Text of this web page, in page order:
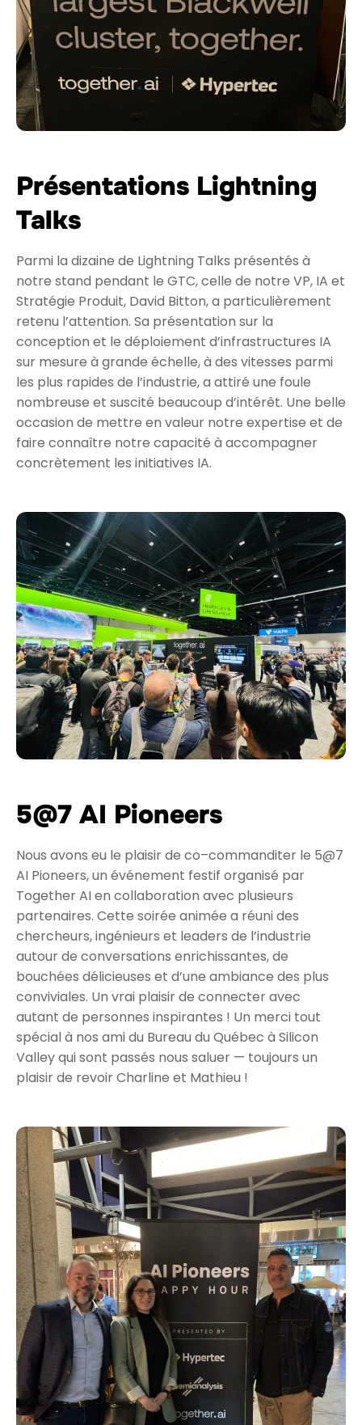
Présentations Lightning
Talks
Parmi la dizaine de Lightning Talks présentés à
notre stand pendant le GTC, celle de notre VP, IA et
Stratégie Produit, David Bitton, a particulièrement
retenu l’attention. Sa présentation sur la
conception et le déploiement d’infrastructures IA
sur mesure à grande échelle, à des vitesses parmi
les plus rapides de l’industrie, a attiré une foule
nombreuse et suscité beaucoup d’intérêt. Une belle
occasion de mettre en valeur notre expertise et de
faire connaître notre capacité à accompagner
concrètement les initiatives IA.
5@7 AI Pioneers
Nous avons eu le plaisir de co–commanditer le 5@7
AI Pioneers, un événement festif organisé par
Together AI en collaboration avec plusieurs
partenaires. Cette soirée animée a réuni des
chercheurs, ingénieurs et leaders de l’industrie
autour de conversations enrichissantes, de
bouchées délicieuses et d’une ambiance des plus
conviviales. Un vrai plaisir de connecter avec
autant de personnes inspirantes ! Un merci tout
spécial à nos ami du Bureau du Québec à Silicon
Valley qui sont passés nous saluer — toujours un
plaisir de revoir Charline et Mathieu !